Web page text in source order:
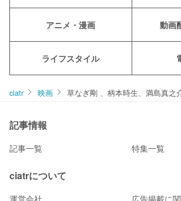
アニメ・漫画 動画
ライフスタイル
ciatr 映画 草なぎ剛 、柄本時生、満島真之
記事情報
記事一覧 特集一覧
ciatrについて
運営会社 広告掲載に